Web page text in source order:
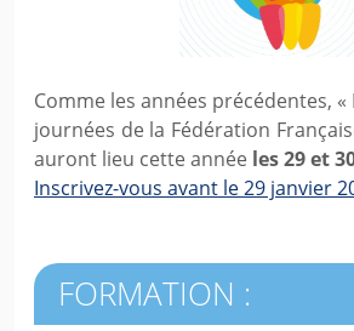
Comme les années précédentes,
journées de la Fédération
auront lieu cette année les 29 et
Inscrivez-vous avant le 29 janvier
FORMATION :